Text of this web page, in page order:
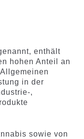
gen
enthält
hohen Anteil an
in der
,
sowie von